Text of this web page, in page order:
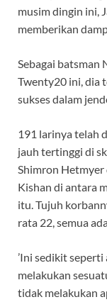
musim dingin ini,
memberikan
Sebagai batsman
Twenty20 ini, dia
sukses dalam
191 larinya telah
jauh tertinggi di
Shimron
Kishan di antara
itu. Tujuh
rata 22, semua
’Ini sedikit seperti
melakukan
tidak melakukan